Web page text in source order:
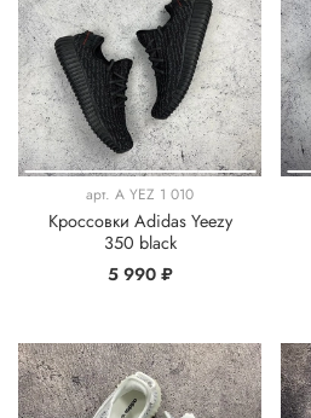
арт. A YEZ 1 010
Кроссовки Adidas Yeezy
350 black
5 990 ₽